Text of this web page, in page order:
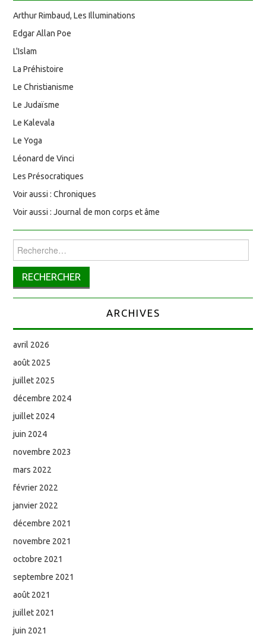
Arthur Rimbaud, Les Illuminations
Edgar Allan Poe
L'Islam
La Préhistoire
Le Christianisme
Le Judaïsme
Le Kalevala
Le Yoga
Léonard de Vinci
Les Présocratiques
Voir aussi : Chroniques
Voir aussi : Journal de mon corps et âme
Rechercher :
ARCHIVES
avril 2026
août 2025
juillet 2025
décembre 2024
juillet 2024
juin 2024
novembre 2023
mars 2022
février 2022
janvier 2022
décembre 2021
novembre 2021
octobre 2021
septembre 2021
août 2021
juillet 2021
juin 2021